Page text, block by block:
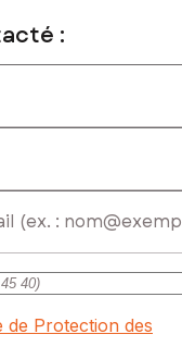
:
de Protection des